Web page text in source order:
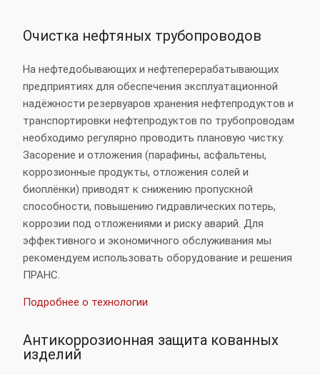
Очистка нефтяных трубопроводов
На нефтедобывающих и нефтеперерабатывающих
предприятиях для обеспечения эксплуатационной
надёжности резервуаров хранения нефтепродуктов и
транспортировки нефтепродуктов по трубопроводам
необходимо регулярно проводить плановую чистку.
Засорение и отложения (парафины, асфальтены,
коррозионные продукты, отложения солей и
биоплёнки) приводят к снижению пропускной
способности, повышению гидравлических потерь,
коррозии под отложениями и риску аварий. Для
эффективного и экономичного обслуживания мы
рекомендуем использовать оборудование и решения
ПРАНС.
Подробнее о технологии
Антикоррозионная защита кованных
изделий